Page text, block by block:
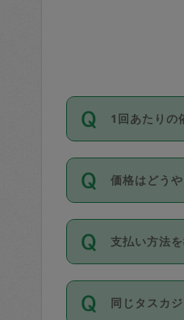
1回あたりの
依頼1回につ
い。機能を
が必要です
価格はどう
11種類の価
タスカジさ
除々に設定
支払い方法
お支払方法
Club）のみ
同じタスカ